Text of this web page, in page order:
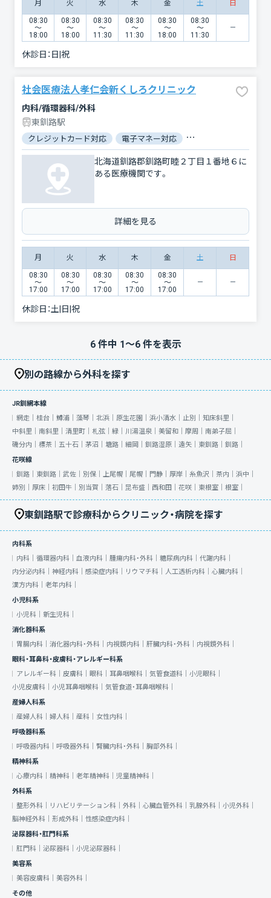
月 火 水 木 金 土 日
08:30
〜
18:00
08:30
〜
18:00
08:30
〜
11:30
08:30
〜
11:30
08:30
〜
18:00
08:30
〜
11:30
休診日： 日|祝
社会医療法人孝仁会新くしろクリニック
内科/循環器科/外科
東釧路駅
クレジットカード対応 電子マネー対応 マイナ保険証対応
北海道釧路郡釧路町睦２丁目１番地６に
ある医療機関です。
詳細を見る
月 火 水 木 金 土 日
08:30
〜
17:00
08:30
〜
17:00
08:30
〜
17:00
08:30
〜
17:00
08:30
〜
17:00
休診日：土|日|祝
6件中 1〜6件を表示
別の路線から外科を探す
JR釧網本線
網走｜ 桂台｜ 鱒浦｜ 藻琴｜ 北浜｜ 原生花園｜ 浜小清水｜ 止別｜ 知床斜里｜
中斜里｜ 南斜里｜ 清里町｜ 札弦｜ 緑｜ 川湯温泉｜ 美留和｜ 摩周｜ 南弟子屈｜
磯分内｜ 標茶｜ 五十石｜ 茅沼｜ 塘路｜ 細岡｜ 釧路湿原｜ 遠矢｜ 東釧路｜ 釧路｜
花咲線
釧路｜ 東釧路｜ 武佐｜ 別保｜ 上尾幌｜ 尾幌｜ 門静｜ 厚岸｜ 糸魚沢｜ 茶内｜ 浜中｜
姉別｜ 厚床｜ 初田牛｜ 別当賀｜ 落石｜ 昆布盛｜ 西和田｜ 花咲｜ 東根室｜ 根室｜
東釧路駅で診療科からクリニック・病院を探す
内科系
内科｜ 循環器内科｜ 血液内科｜ 腫瘍内科・外科｜ 糖尿病内科｜ 代謝内科｜
内分泌内科｜ 神経内科｜ 感染症内科｜ リウマチ科｜ 人工透析内科｜ 心臓内科｜
漢方内科｜ 老年内科｜
小児科系
小児科｜ 新生児科｜
消化器科系
胃腸内科｜ 消化器内科・外科｜ 内視鏡内科｜ 肝臓内科・外科｜ 内視鏡外科｜
眼科・耳鼻科・皮膚科・アレルギー科系
アレルギー科｜ 皮膚科｜ 眼科｜ 耳鼻咽喉科｜ 気管食道科｜ 小児眼科｜
小児皮膚科｜ 小児耳鼻咽喉科｜ 気管食道・耳鼻咽喉科｜
産婦人科系
産婦人科｜ 婦人科｜ 産科｜ 女性内科｜
呼吸器科系
呼吸器内科｜ 呼吸器外科｜ 腎臓内科・外科｜ 胸部外科｜
精神科系
心療内科｜ 精神科｜ 老年精神科｜ 児童精神科｜
外科系
整形外科｜
リハビリテーション科｜ 外科｜ 心臓血管外科｜ 乳腺外科｜ 小児外科｜
脳神経外科｜ 形成外科｜ 性感染症内科｜
泌尿器科・肛門科系
肛門科｜ 泌尿器科｜ 小児泌尿器科｜
美容系
美容皮膚科｜ 美容外科｜
その他